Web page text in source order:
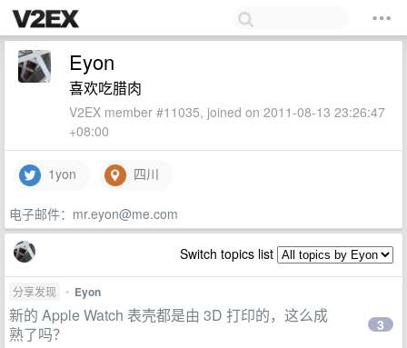
Eyon
喜欢吃腊肉
V2EX member #11035, joined on 2011-08-13 23:26:47
+08:00
1yon 四川
电子邮件： mr.eyon@me.com
Switch topics list
分享发现 • Eyon
新的 Apple Watch 表壳都是由 3D 打印的，这么成
熟了吗？
3